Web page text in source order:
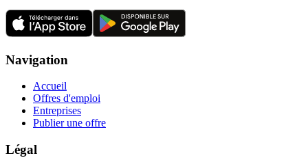
Navigation
Accueil
Offres d'emploi
Entreprises
Publier une offre
Légal